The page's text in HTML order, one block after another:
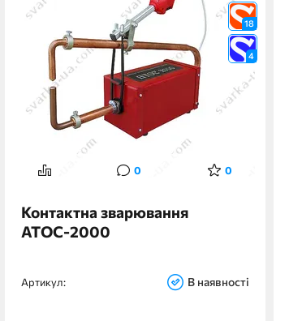
18
4
0 0
Контактна зварювання
АТОС-2000
Артикул: В наявності